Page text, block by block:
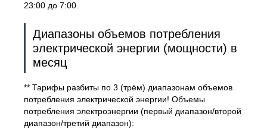
23:00 до 7:00.
Диапазоны объемов потребления
электрической энергии (мощности) в
месяц
** Тарифы разбиты по 3 (трём) диапазонам объемов
потребления электрической энергии! Объемы
потребления электроэнергии (первый диапазон/второй
диапазон/третий диапазон):